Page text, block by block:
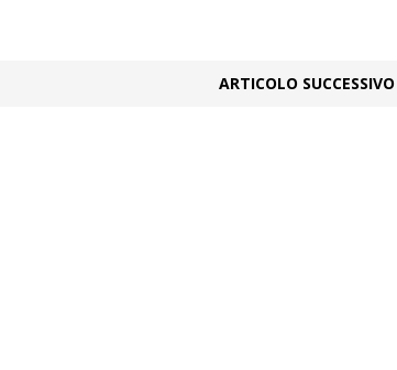
ARTICOLO SUCCESSIVO